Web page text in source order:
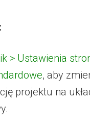
> Ustawienia
, aby
projektu na